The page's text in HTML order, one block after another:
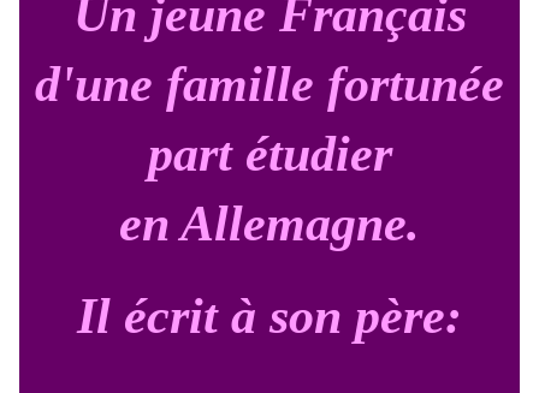
Un jeune Français
d'une famille fortunée
part étudier
en Allemagne.
Il écrit à son père: